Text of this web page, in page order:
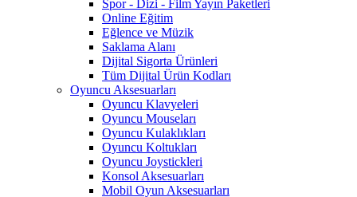
Spor - Dizi - Film Yayın Paketleri
Online Eğitim
Eğlence ve Müzik
Saklama Alanı
Dijital Sigorta Ürünleri
Tüm Dijital Ürün Kodları
Oyuncu Aksesuarları
Oyuncu Klavyeleri
Oyuncu Mouseları
Oyuncu Kulaklıkları
Oyuncu Koltukları
Oyuncu Joystickleri
Konsol Aksesuarları
Mobil Oyun Aksesuarları